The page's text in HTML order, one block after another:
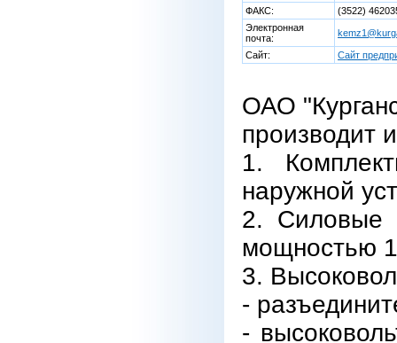
ФАКС:
(3522)
Электронная
почта:
Сайт: Сайт
ОАО
производит
1.
наружной
2. Силовые
мощностью
3.
-
-